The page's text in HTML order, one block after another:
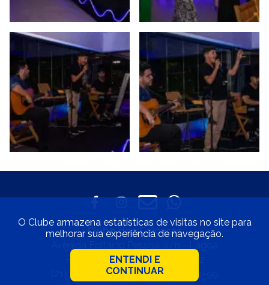
Clube dos Caiçaras
Rio de Janeiro • CEP 22471-002
(21) 2529-4800 • 33.597.550/0001-99
O Clube armazena estatísticas de visitas no site para
melhorar sua experiência de navegação.
ENTENDI E
CONTINUAR